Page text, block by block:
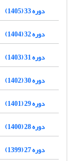
دوره 33 (1405)
دوره 32 (1404)
دوره 31 (1403)
دوره 30 (1402)
دوره 29 (1401)
دوره 28 (1400)
دوره 27 (1399)